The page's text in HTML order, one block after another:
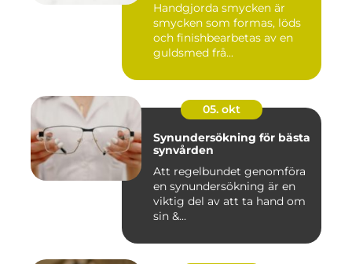
Handgjorda smycken är
smycken som formas, löds
och finishbearbetas av en
guldsmed frå...
05. okt
Synundersökning för bästa
synvården
Att regelbundet genomföra
en synundersökning är en
viktig del av att ta hand om
sin &...